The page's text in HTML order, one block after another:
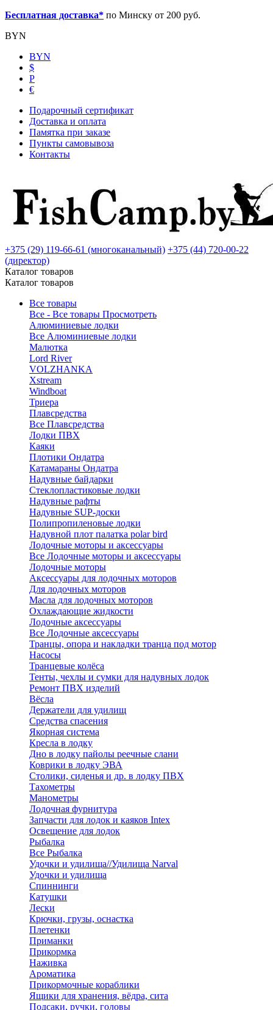
Бесплатная доставка* по Минску от 200 руб.
BYN
BYN
$
Р
€
Подарочный сертификат
Доставка и оплата
Памятка при заказе
Пункты самовывоза
Контакты
+375 (29) 119-66-61 (многоканальный) +375 (44) 720-00-22
(директор)
Каталог товаров
Каталог товаров
Все товары
Все - Все товары Просмотреть
Алюминиевые лодки
Все Алюминиевые лодки
Малютка
Lord River
VOLZHANKA
Xstream
Windboat
Триера
Плавсредства
Все Плавсредства
Лодки ПВХ
Каяки
Плотики Ондатра
Катамараны Ондатра
Надувные байдарки
Стеклопластиковые лодки
Надувные рафты
Надувные SUP-доски
Полипропиленовые лодки
Надувной плот палатка polar bird
Лодочные моторы и аксессуары
Все Лодочные моторы и аксессуары
Лодочные моторы
Аксессуары для лодочных моторов
Для лодочных моторов
Масла для лодочных моторов
Охлаждающие жидкости
Лодочные аксессуары
Все Лодочные аксессуары
Транцы, опора и накладки транца под мотор
Насосы
Транцевые колёса
Тенты, чехлы и сумки для надувных лодок
Ремонт ПВХ изделий
Вёсла
Держатели для удилищ
Средства спасения
Якорная система
Кресла в лодку
Дно в лодку пайолы реечные слани
Коврики в лодку ЭВА
Столики, сиденья и др. в лодку ПВХ
Тахометры
Манометры
Лодочная фурнитура
Запчасти для лодок и каяков Intex
Освещение для лодок
Рыбалка
Все Рыбалка
Удочки и удилища//Удилища Narval
Удочки и удилища
Спиннинги
Катушки
Лески
Крючки, грузы, оснастка
Плетенки
Приманки
Прикормка
Наживка
Ароматика
Прикормочные кораблики
Ящики для хранения, вёдра, сита
Подсаки, ручки, головы